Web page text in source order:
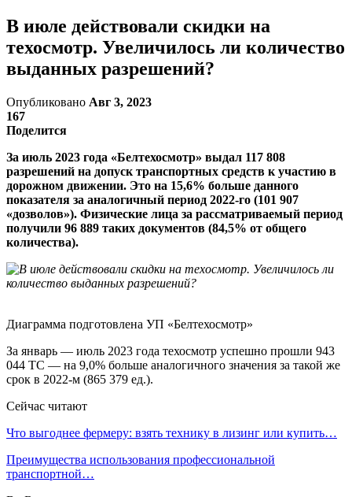
В июле действовали скидки на
техосмотр. Увеличилось ли количество
выданных разрешений?
Опубликовано Авг 3, 2023
167
Поделится
За июль 2023 года «Белтехосмотр» выдал 117 808
разрешений на допуск транспортных средств к участию в
дорожном движении. Это на 15,6% больше данного
показателя за аналогичный период 2022-го (101 907
«дозволов»). Физические лица за рассматриваемый период
получили 96 889 таких документов (84,5% от общего
количества).
Диаграмма подготовлена УП «Белтехосмотр»
За январь — июль 2023 года техосмотр успешно прошли 943
044 ТС — на 9,0% больше аналогичного значения за такой же
срок в 2022-м (865 379 ед.).
Сейчас читают
Что выгоднее фермеру: взять технику в лизинг или купить…
Преимущества использования профессиональной
транспортной…